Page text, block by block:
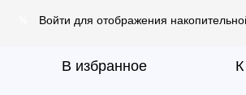
Войти для отображения
В избранное